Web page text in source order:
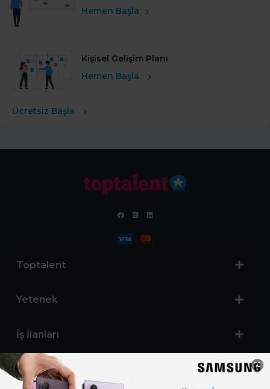
Hemen Başla
Kişisel Gelişim Planı
Hemen Başla
Ücretsiz Başla
Toptalent
Yetenek
İş İlanları
Sertifika Programları